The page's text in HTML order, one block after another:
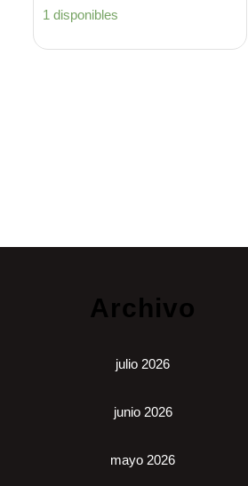
1 disponibles
Archivo
julio 2026
junio 2026
mayo 2026